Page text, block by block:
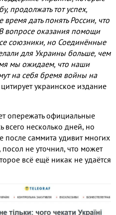
продолжать тот успех,
дать понять России, что
вопросе оказания помощи
союзники, но Соединённые
для Украины больше, чем
мы ожидаем, что наши
на себя бремя войны на
украинское издание
опережать официальные
всего несколько дней, но
после саммита удивит многих
не уточнил, что может
всё ещё никак не удаётся